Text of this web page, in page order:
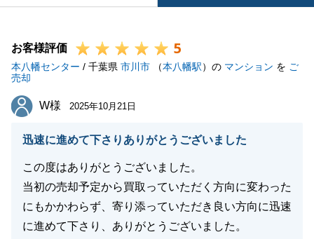
お客様評価 5
本八幡センター / 千葉県 市川市 （本八幡駅）の マンション を ご
売却
W様
W様 2025年10月21日
迅速に進めて下さりありがとうございました
この度はありがとうございました。
当初の売却予定から買取っていただく方向に変わった
にもかかわらず、寄り添っていただき良い方向に迅速
に進めて下さり、ありがとうございました。